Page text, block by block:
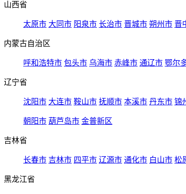
山西省
太原市 大同市 阳泉市 长治市 晋城市 朔州市 晋
内蒙古自治区
呼和浩特市 包头市 乌海市 赤峰市 通辽市 鄂尔
辽宁省
沈阳市 大连市 鞍山市 抚顺市 本溪市 丹东市 锦
朝阳市 葫芦岛市 金普新区
吉林省
长春市 吉林市 四平市 辽源市 通化市 白山市 松
黑龙江省